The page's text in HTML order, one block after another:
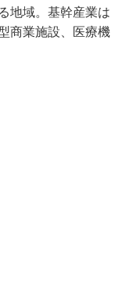
地域。基幹産業は
商業施設、医療機